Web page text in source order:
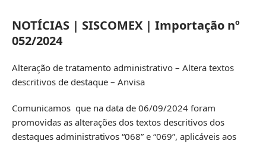
NOTÍCIAS | SISCOMEX | Importação nº
052/2024
Alteração de tratamento administrativo – Altera textos
descritivos de destaque – Anvisa
Comunicamos que na data de 06/09/2024 foram
promovidas as alterações dos textos descritivos dos
destaques administrativos “068” e “069”, aplicáveis aos